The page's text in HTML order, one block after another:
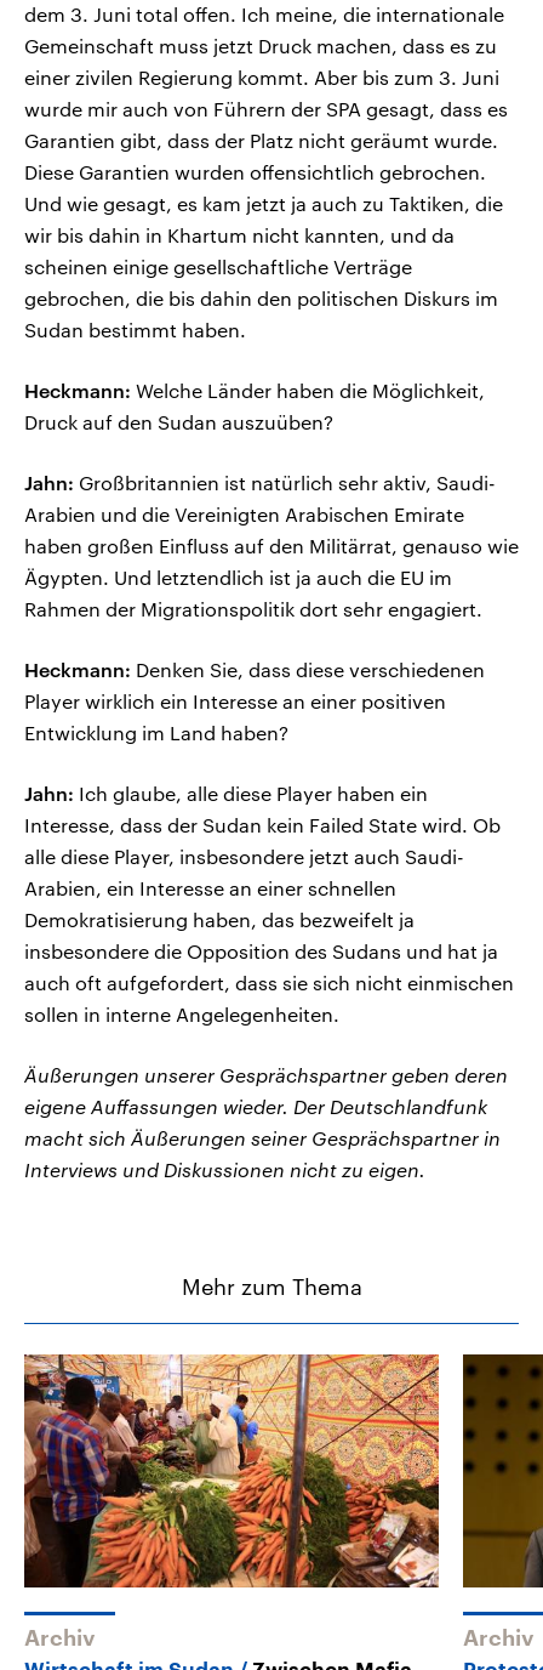
dem 3. Juni total offen. Ich meine, die internationale
Gemeinschaft muss jetzt Druck machen, dass es zu
einer zivilen Regierung kommt. Aber bis zum 3. Juni
wurde mir auch von Führern der SPA gesagt, dass es
Garantien gibt, dass der Platz nicht geräumt wurde.
Diese Garantien wurden offensichtlich gebrochen.
Und wie gesagt, es kam jetzt ja auch zu Taktiken, die
wir bis dahin in Khartum nicht kannten, und da
scheinen einige gesellschaftliche Verträge
gebrochen, die bis dahin den politischen Diskurs im
Sudan bestimmt haben.
Heckmann: Welche Länder haben die Möglichkeit,
Druck auf den Sudan auszuüben?
Jahn: Großbritannien ist natürlich sehr aktiv, Saudi-
Arabien und die Vereinigten Arabischen Emirate
haben großen Einfluss auf den Militärrat, genauso wie
Ägypten. Und letztendlich ist ja auch die EU im
Rahmen der Migrationspolitik dort sehr engagiert.
Heckmann: Denken Sie, dass diese verschiedenen
Player wirklich ein Interesse an einer positiven
Entwicklung im Land haben?
Jahn: Ich glaube, alle diese Player haben ein
Interesse, dass der Sudan kein Failed State wird. Ob
alle diese Player, insbesondere jetzt auch Saudi-
Arabien, ein Interesse an einer schnellen
Demokratisierung haben, das bezweifelt ja
insbesondere die Opposition des Sudans und hat ja
auch oft aufgefordert, dass sie sich nicht einmischen
sollen in interne Angelegenheiten.
Äußerungen unserer Gesprächspartner geben deren
eigene Auffassungen wieder. Der Deutschlandfunk
macht sich Äußerungen seiner Gesprächspartner in
Interviews und Diskussionen nicht zu eigen.
Mehr zum Thema
Archiv Archiv